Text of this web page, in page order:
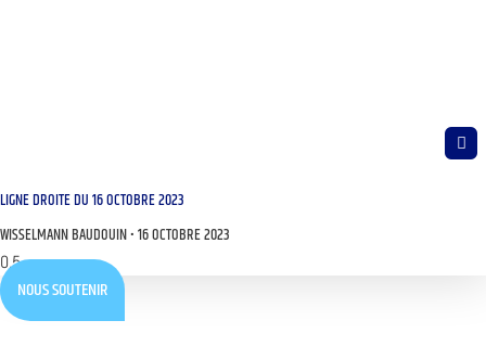
LIGNE DROITE DU 16 OCTOBRE 2023
WISSELMANN BAUDOUIN 16 OCTOBRE 2023
NOUS SOUTENIR